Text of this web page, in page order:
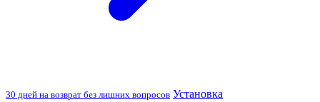
30 дней на возврат без лишних вопросов Установка